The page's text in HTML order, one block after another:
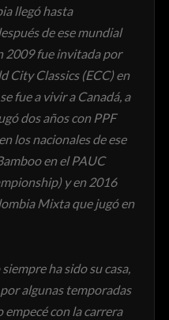
llegó hasta
de ese mundial
2009 fue invitada por
City Classics (ECC) en
fue a vivir a Canadá, a
dos años con PPF
los nacionales de ese
en el PAUC
y en 2016
Mixta que jugó en
ha sido su casa,
algunas temporadas
empecé con la carrera